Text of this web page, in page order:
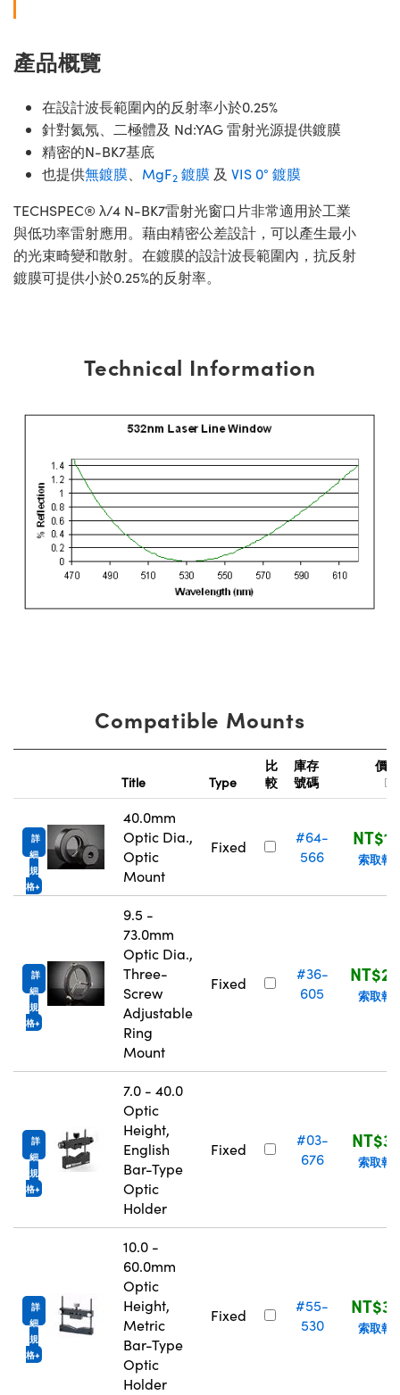
產品概覽
在設計波長範圍內的反射率小於0.25%
針對氦氖、二極體及 Nd:YAG 雷射光源提供鍍膜
精密的N-BK7基底
也提供無鍍膜 MgF2 鍍膜 及 VIS 0° 鍍膜
TECHSPEC® λ/4 N-BK7雷射光窗口片非常適用於工業
與低功率雷射應用。藉由精密公差設計，可以產生最小
的光束畸變和散射。在鍍膜的設計波長範圍內，抗反射
鍍膜可提供小於0.25%的反射率。
Technical Information
Compatible Mounts
Title Type
比
較
庫存
號碼
價
詳
細
規
格
40.0mm
Optic Dia.,
Optic
Mount
Fixed
#64-
566
索取報
詳
細
規
格
9.5 -
73.0mm
Optic Dia.,
Three-
Screw
Adjustable
Ring
Mount
Fixed
#36-
605
索取報
詳
細
規
格
7.0 - 40.0
Optic
Height,
English
Bar-Type
Optic
Holder
Fixed
#03-
676
索取報
詳
細
規
格
10.0 -
60.0mm
Optic
Height,
Metric
Bar-Type
Optic
Holder
Fixed
#55-
530
索取報